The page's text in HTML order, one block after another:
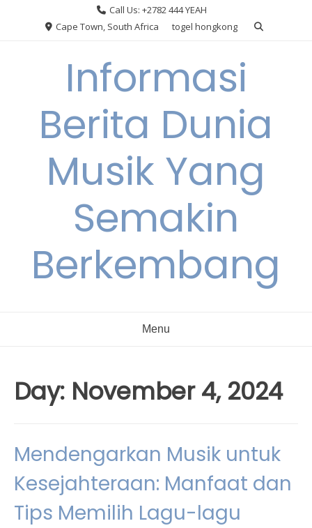
Call Us: +2782 444 YEAH
Cape Town, South Africa
togel hongkong
Informasi
Berita Dunia
Musik Yang
Semakin
Berkembang
Menu
Day: November 4, 2024
Mendengarkan Musik untuk
Kesejahteraan: Manfaat dan
Tips Memilih Lagu-lagu